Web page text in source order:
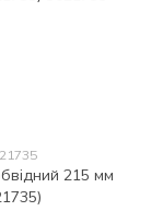
215 мм